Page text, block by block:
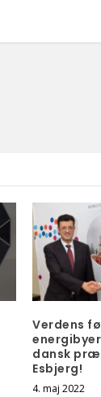
Verdens
dansk
Esbjerg!
4. maj 2022